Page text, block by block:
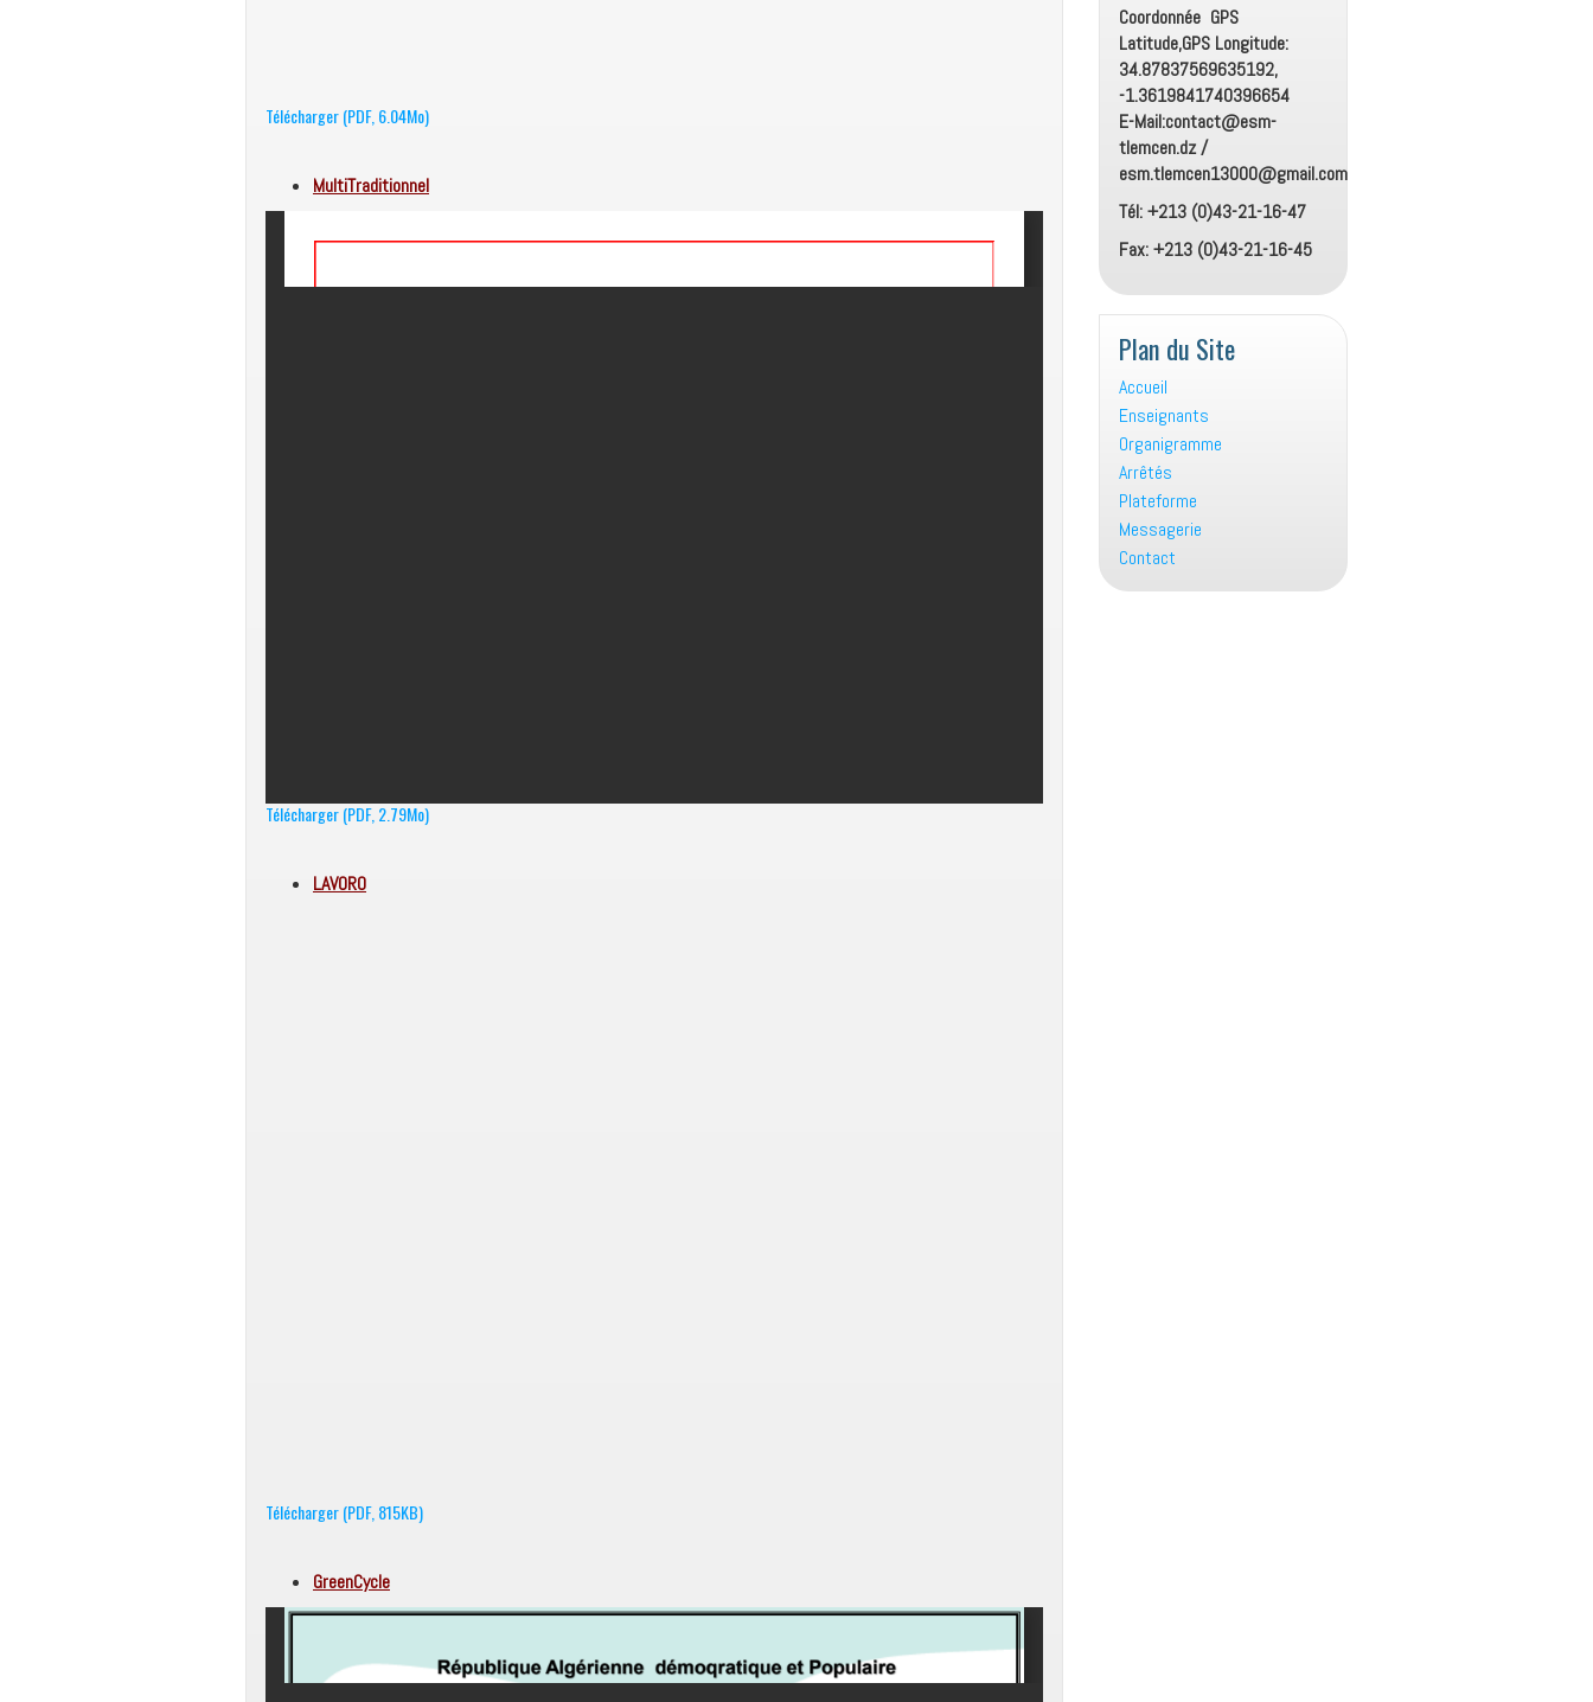
Télécharger (PDF, 6.04Mo)
MultiTraditionnel
Télécharger (PDF, 2.79Mo)
LAVORO
Télécharger (PDF, 815KB)
GreenCycle
Coordonnée GPS
Latitude,GPS Longitude:
34.87837569635192,
-1.3619841740396654
E-Mail:contact@esm-
tlemcen.dz /
esm.tlemcen13000@gmail.com
Tél: +213 (0)43-21-16-47
Fax: +213 (0)43-21-16-45
Plan du Site
Accueil
Enseignants
Organigramme
Arrêtés
Plateforme
Messagerie
Contact